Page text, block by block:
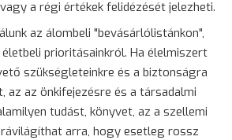
a régi értékek felidézését jelezheti.
az álombeli "bevásárlólistánkon",
prioritásainkról. Ha élelmiszert
szükségleteinkre és a biztonságra
az az önkifejezésre és a társadalmi
tudást, könyvet, az a szellemi
arra, hogy esetleg rossz